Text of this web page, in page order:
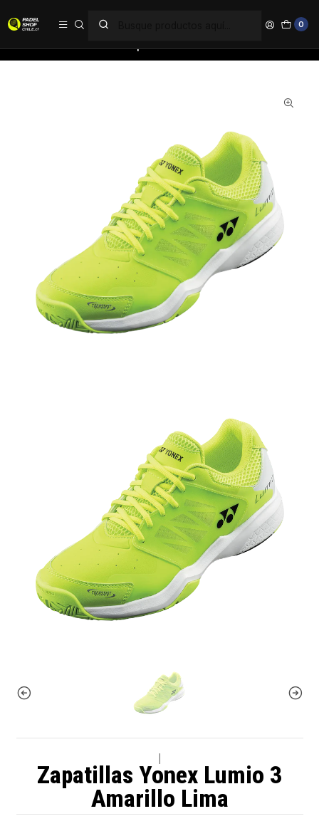
0
Zapatillas Yonex Lumio 3
Amarillo Lima